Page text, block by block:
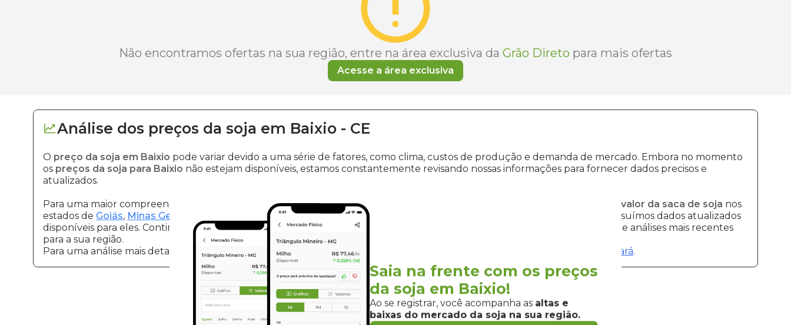
Não encontramos ofertas na sua região, entre na área exclusiva da Grão Direto para mais ofertas
Acesse a área exclusiva
Análise dos preços da soja em Baixio - CE
O preço da soja em Baixio pode variar devido a uma série de fatores, como clima, custos de produção e demanda de mercado. Embora no momento
os preços da soja para Baixio não estejam disponíveis, estamos constantemente revisando nossas informações para fornecer dados precisos e
atualizados.
Para uma maior compreensão sobre soja e seu impacto no mercado agrícola, explore as informações mais recentes sobre o valor da saca de soja nos
estados de Goiás, Minas Gerais . Esses estados exercem uma influência significativa sobre o
, e possuímos dados atualizados
disponíveis para eles. Continue acompanhando as últimas atualizações, pois em breve estaremos disponibilizando os preços e análises mais recentes
para a sua região.
Para uma análise mais detalhada dos
preços da sojana região da sua cidade, visite nossa página com o preço da soja em Ceará.
Vantagens de negociar soja em Baixio pelaGrão Direto
Saia na frente com os preços
da soja em Baixio!
Ao se registrar, você acompanha as altas e
baixas do mercado da soja na sua região.